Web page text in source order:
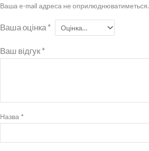
Ваша e-mail адреса не оприлюднюватиметься.
Ваша оцінка*
Ваш відгук*
Назва *